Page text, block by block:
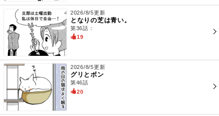
2026/8/5更新
となりの芝は青い。
第36話：
19
2026/8/5更新
グリとボン
第46話
20